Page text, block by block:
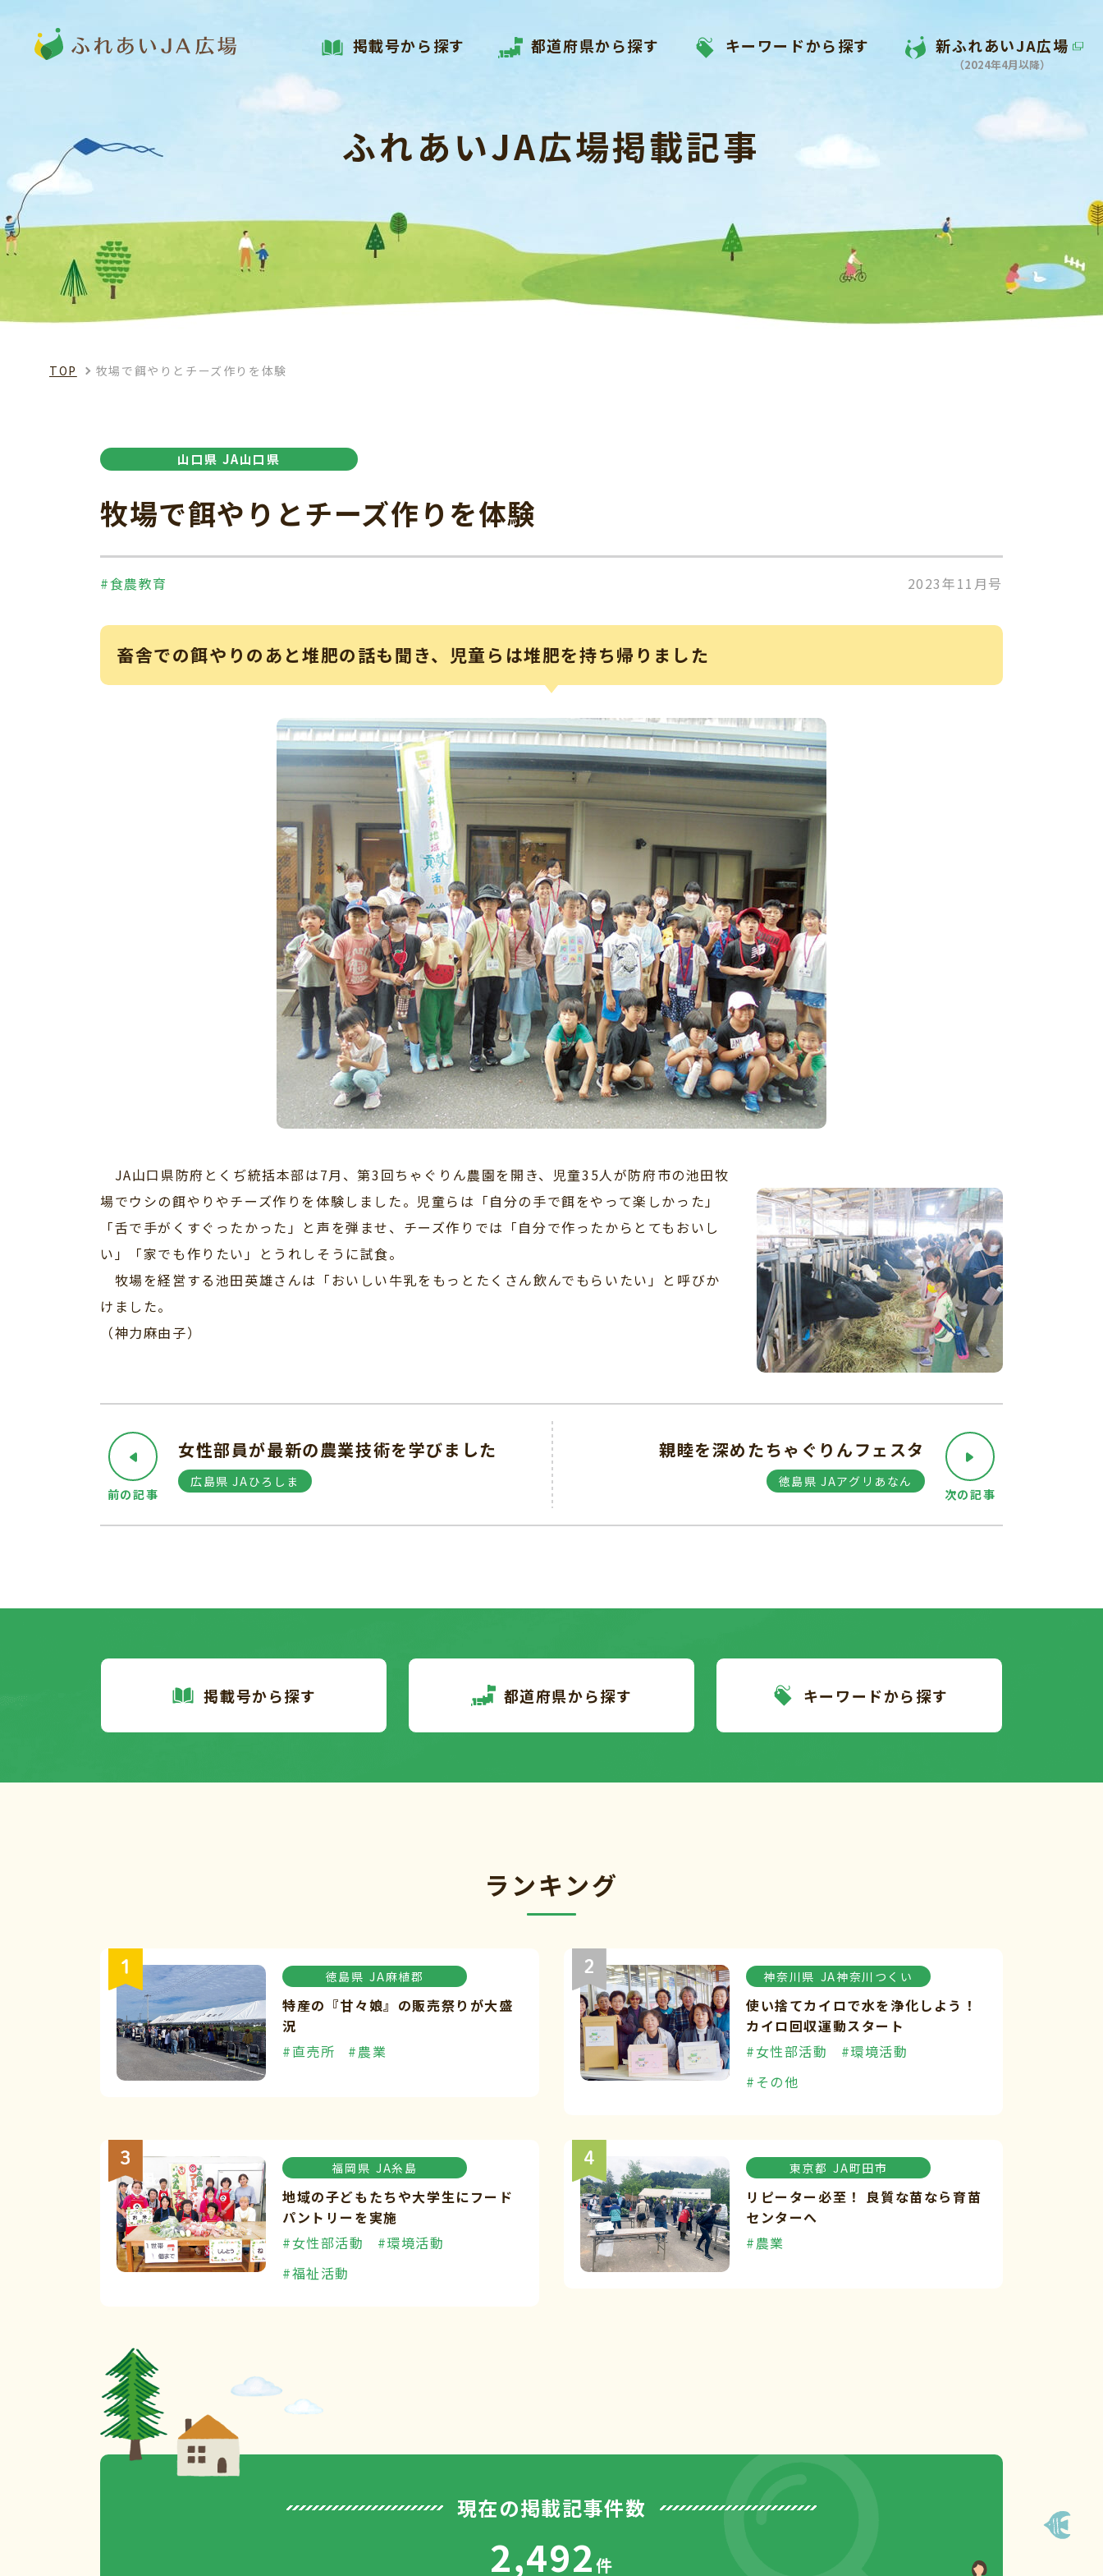
掲載号から探す 都道府県から探す キーワードから探す 新ふれあいJA広場
（2024年4月以降）
ふれあいJA広場掲載記事
TOP 牧場で餌やりとチーズ作りを体験
山口県 JA山口県
牧場で餌やりとチーズ作りを体験
#食農教育 2023年11月号
畜舎での餌やりのあと堆肥の話も聞き、児童らは堆肥を持ち帰りました
JA山口県防府とくぢ統括本部は7月、第3回ちゃぐりん農園を開き、児童35人が防府市の池田牧
場でウシの餌やりやチーズ作りを体験しました。児童らは「自分の手で餌をやって楽しかった」
「舌で手がくすぐったかった」と声を弾ませ、チーズ作りでは「自分で作ったからとてもおいし
い」「家でも作りたい」とうれしそうに試食。
牧場を経営する池田英雄さんは「おいしい牛乳をもっとたくさん飲んでもらいたい」と呼びか
けました。
（神力麻由子）
女性部員が最新の農業技術を学びました
広島県 JAひろしま
前の記事
親睦を深めたちゃぐりんフェスタ
徳島県 JAアグリあなん
次の記事
掲載号から探す 都道府県から探す キーワードから探す
ランキング
徳島県 JA麻植郡
特産の『甘々娘』の販売祭りが大盛
況
#直売所
#農業
神奈川県 JA神奈川つくい
使い捨てカイロで水を浄化しよう！
カイロ回収運動スタート
#女性部活動
#環境活動
#その他
福岡県 JA糸島
地域の子どもたちや大学生にフード
パントリーを実施
#女性部活動
#環境活動
#福祉活動
東京都 JA町田市
リピーター必至！ 良質な苗なら育苗
センターへ
#農業
現在の掲載記事件数
2,492件